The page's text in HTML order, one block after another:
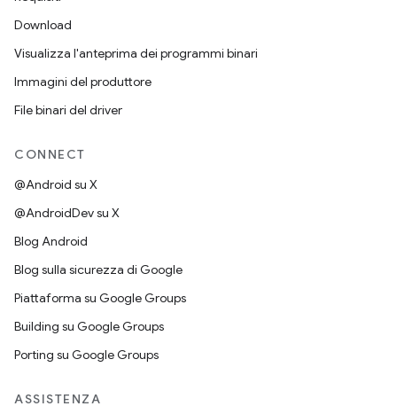
Download
Visualizza l'anteprima dei programmi binari
Immagini del produttore
File binari del driver
CONNECT
@Android su X
@AndroidDev su X
Blog Android
Blog sulla sicurezza di Google
Piattaforma su Google Groups
Building su Google Groups
Porting su Google Groups
ASSISTENZA